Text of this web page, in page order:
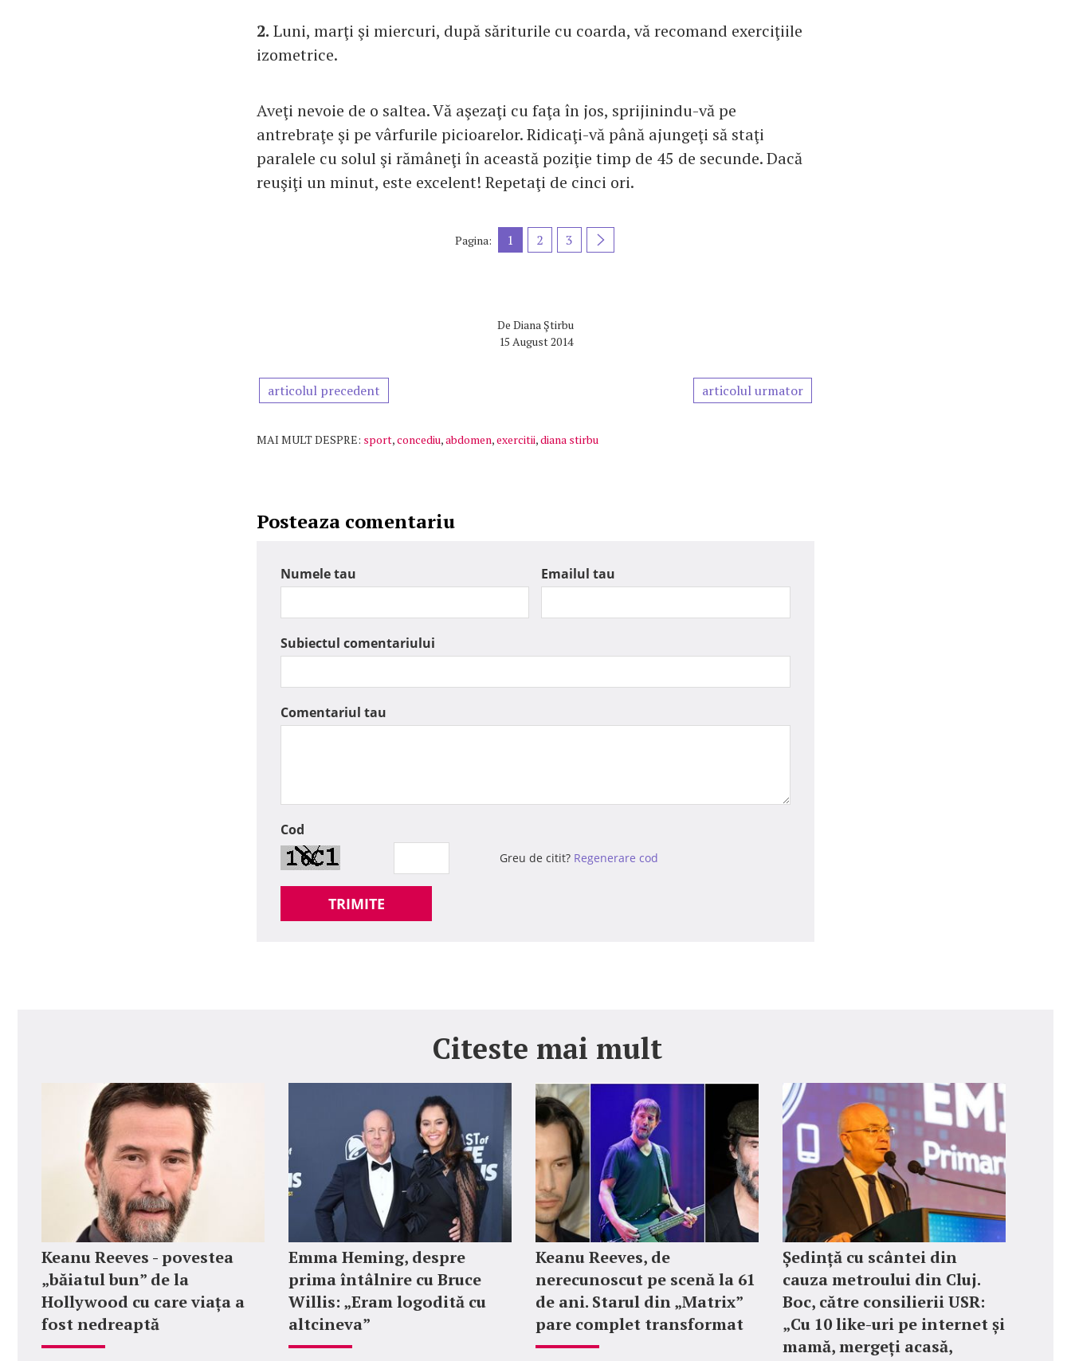
2. Luni, marţi şi miercuri, după săriturile cu coarda, vă recomand exerciţiile
izometrice.
Aveţi nevoie de o saltea. Vă aşezaţi cu faţa în jos, sprijinindu-vă pe
antrebraţe şi pe vârfurile picioarelor. Ridicaţi-vă până ajungeţi să staţi
paralele cu solul şi rămâneţi în această poziţie timp de 45 de secunde. Dacă
reuşiţi un minut, este excelent! Repetaţi de cinci ori.
Pagina: 1 2 3
De Diana Ştirbu
15 August 2014
articolul precedent articolul urmator
MAI MULT DESPRE: sport,concediu,abdomen,exercitii,diana stirbu
Posteaza comentariu
Numele tau Emailul tau
Subiectul comentariului
Comentariul tau
Cod
Greu de citit? Regenerare cod
TRIMITE
Citeste mai mult
Keanu Reeves - povestea
„băiatul bun” de la
Hollywood cu care viața a
fost nedreaptă
Emma Heming, despre
prima întâlnire cu Bruce
Willis: „Eram logodită cu
altcineva”
Keanu Reeves, de
nerecunoscut pe scenă la 61
de ani. Starul din „Matrix”
pare complet transformat
Ședință cu scântei din
cauza metroului din Cluj.
Boc, către consilierii USR:
„Cu 10 like-uri pe internet și
mamă, mergeți acasă,